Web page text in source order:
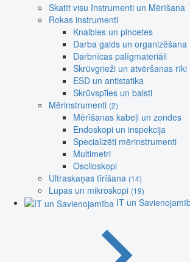
Skatīt visu Instrumenti un Mērīšana
Rokas instrumenti
Knaibles un pincetes
Darba galds un organizēšana
Darbnīcas palīgmateriāli
Skrūvgrieži un atvēršanas rīki
ESD un antistatika
Skrūvspīles un balsti
Mērinstrumenti (2)
Mērīšanas kabeļi un zondes
Endoskopi un inspekcija
Specializēti mērinstrumenti
Multimetri
Osciloskopi
Ultraskaņas tīrīšana (14)
Lupas un mikroskopi (19)
IT un